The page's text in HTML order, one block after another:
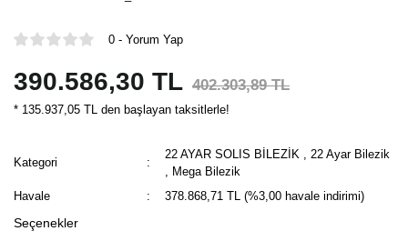
0 - Yorum Yap
390.586,30 TL 402.303,89 TL
* 135.937,05 TL den başlayan taksitlerle!
Kategori
22 AYAR SOLIS BİLEZİK
22 Ayar Bilezik
Mega Bilezik
Havale
378.868,71 TL (%3,00 havale indirimi)
Seçenekler